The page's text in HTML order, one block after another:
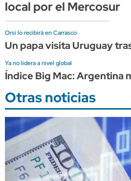
local por el Mercosur
Orsi lo recibirá en Carrasco
Un papa visita Uruguay
Ya no lidera a nivel global
Índice Big Mac: Argentina
Otras noticias